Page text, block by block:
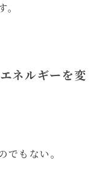
ネルギーを変
もない。